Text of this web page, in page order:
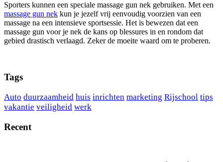
Sporters kunnen een speciale massage gun nek gebruiken. Met een
massage gun nek kun je jezelf vrij eenvoudig voorzien van een
massage na een intensieve sportsessie. Het is bewezen dat een
massage gun voor je nek de kans op blessures in en rondom dat
gebied drastisch verlaagd. Zeker de moeite waard om te proberen.
Tags
Auto duurzaamheid huis inrichten marketing Rijschool tips
vakantie veiligheid werk
Recent